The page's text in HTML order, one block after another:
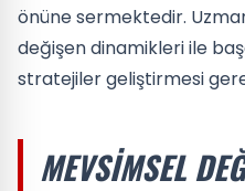
önüne sermektedir.
değişen dinamikleri ile
stratejiler geliştirmesi
MEVSIMSEL